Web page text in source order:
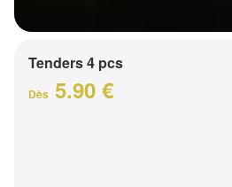
Tenders 4 pcs
Dès 5.90 €